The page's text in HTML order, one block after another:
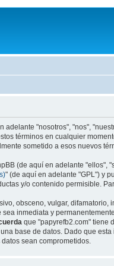
"nosotros", "nos",
términos en cualquier
sometido a esos nuevos
(de aquí en adelante "ellos",
" (de aquí en adelante "GPL") y
y/o contenido permisible.
obsceno, vulgar,
inmediata y
que "papyrefb2.com" tiene
base de datos. Dado que
sean comprometidos.